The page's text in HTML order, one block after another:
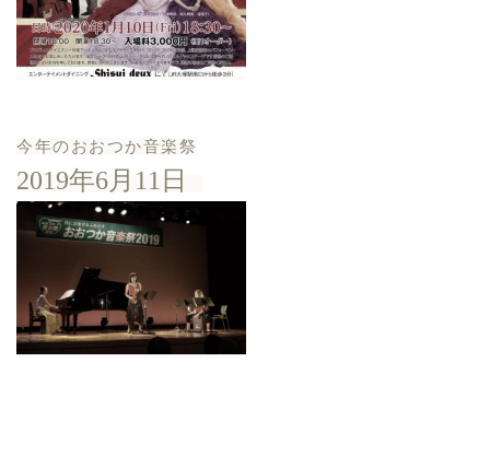
今年のおおつか音楽祭
2019年6月11日